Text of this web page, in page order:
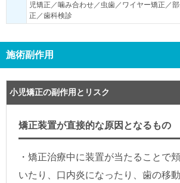
児矯正／噛み合わせ／虫歯／ワイヤー矯正／
正／歯科検診
施術副作用